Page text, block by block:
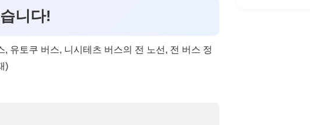
니다!
유토쿠 버스, 니시테츠 버스의 전 노선, 전 버스 정
)